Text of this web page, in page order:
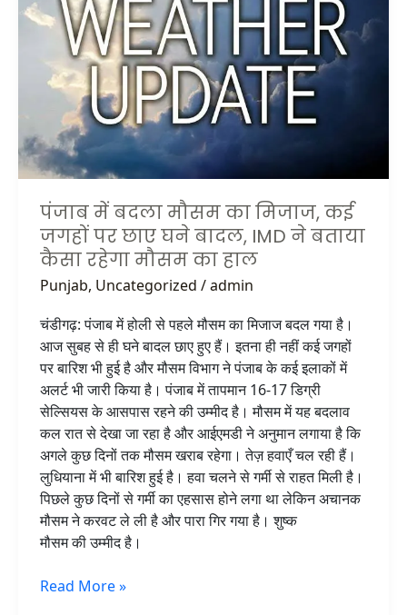
पंजाब में बदला मौसम का मिजाज, कई
जगहों पर छाए घने बादल, IMD ने बताया
कैसा रहेगा मौसम का हाल
Punjab, Uncategorized /admin
चंडीगढ़: पंजाब में होली से पहले मौसम का मिजाज बदल गया है।
आज सुबह से ही घने बादल छाए हुए हैं। इतना ही नहीं कई जगहों
पर बारिश भी हुई है और मौसम विभाग ने पंजाब के कई इलाकों में
अलर्ट भी जारी किया है। पंजाब में तापमान 16-17 डिग्री
सेल्सियस के आसपास रहने की उम्मीद है। मौसम में यह बदलाव
कल रात से देखा जा रहा है और आईएमडी ने अनुमान लगाया है कि
अगले कुछ दिनों तक मौसम खराब रहेगा। तेज़ हवाएँ चल रही हैं।
लुधियाना में भी बारिश हुई है। हवा चलने से गर्मी से राहत मिली है।
पिछले कुछ दिनों से गर्मी का एहसास होने लगा था लेकिन अचानक
मौसम ने करवट ले ली है और पारा गिर गया है। शुष्क
मौसम की उम्मीद है।
मौसम
का
मिजाज,
कई
जगहों
छाए
घने
बादल,
IMD
ने
बताया
कैसा
रहेगा
मौसम
का
हाल
Read More »